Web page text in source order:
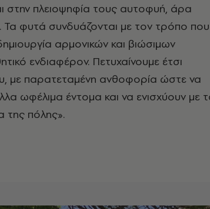
στην πλειοψηφία τους αυτοφυή, άρα
φυτά συνδυάζονται με τον τρόπο που
αρμονικών και βιώσιμων
ενδιαφέρον. Πετυχαίνουμε έτσι
με παρατεταμένη ανθοφορία ώστε να
ωφέλιμα έντομα και να ενισχύουν με
της πόλης».